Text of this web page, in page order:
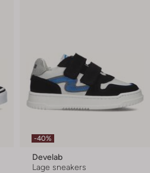
-40%
Develab
Lage sneakers